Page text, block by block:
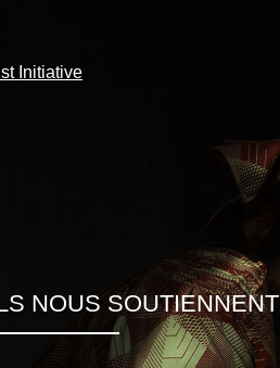
Initiative
NOUS SOUTIENNENT